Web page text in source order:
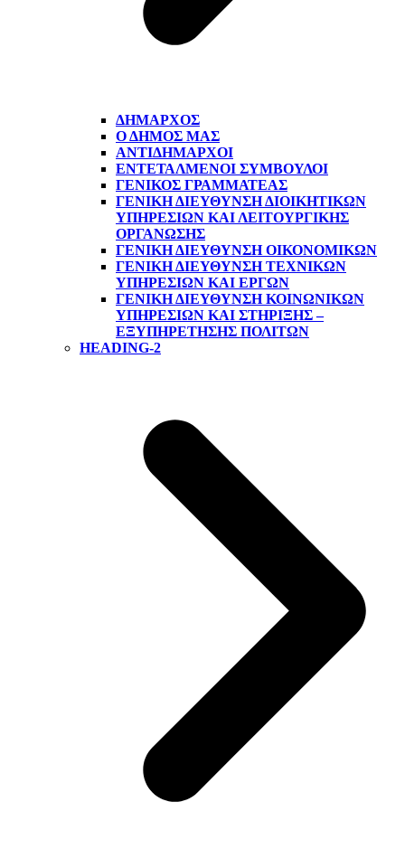
ΔΉΜΑΡΧΟΣ
Ο ΔΗΜΟΣ ΜΑΣ
ΑΝΤΙΔΉΜΑΡΧΟΙ
ΕΝΤΕΤΑΛΜΈΝΟΙ ΣΎΜΒΟΥΛΟΙ
ΓΕΝΙΚΌΣ ΓΡΑΜΜΑΤΈΑΣ
ΓΕΝΙΚΉ ΔΙΕΎΘΥΝΣΗ ΔΙΟΙΚΗΤΙΚΏΝ
ΥΠΗΡΕΣΙΏΝ ΚΑΙ ΛΕΙΤΟΥΡΓΙΚΉΣ
ΟΡΓΆΝΩΣΗΣ
ΓΕΝΙΚΉ ΔΙΕΎΘΥΝΣΗ ΟΙΚΟΝΟΜΙΚΏΝ
ΓΕΝΙΚΉ ΔΙΕΎΘΥΝΣΗ ΤΕΧΝΙΚΏΝ
ΥΠΗΡΕΣΙΏΝ ΚΑΙ ΈΡΓΩΝ
ΓΕΝΙΚΉ ΔΙΕΎΘΥΝΣΗ ΚΟΙΝΩΝΙΚΏΝ
ΥΠΗΡΕΣΙΏΝ ΚΑΙ ΣΤΉΡΙΞΗΣ –
ΕΞΥΠΗΡΈΤΗΣΗΣ ΠΟΛΙΤΏΝ
HEADING-2